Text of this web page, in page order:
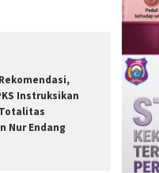
Instruksikan
Nur Endang